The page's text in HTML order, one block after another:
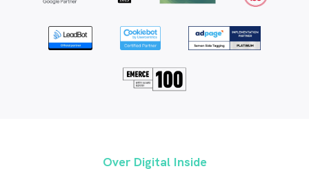
Over Digital Inside